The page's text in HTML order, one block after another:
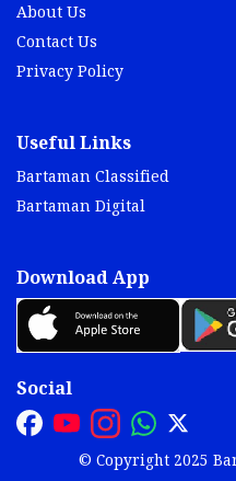
About Us
Contact Us
Privacy Policy
Useful Links
Bartaman Classified
Bartaman Digital
Download App
Social
© Copyright 2025